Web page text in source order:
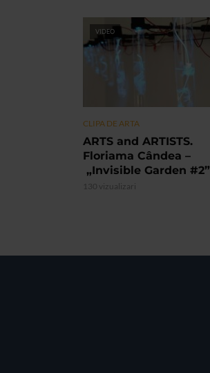
VIDEO
CLIPA DE ARTA
ARTS and ARTISTS.
Floriama Cândea –
„Invisible Garden #2”
130 vizualizari